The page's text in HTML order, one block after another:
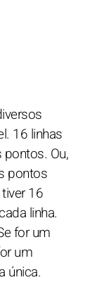
16 linhas
Ou,
pontos
16
linha.
for um
um
única.